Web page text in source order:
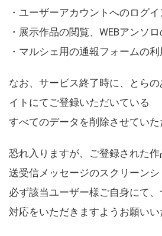
・ユーザーアカウントへのログイ
・展示作品の閲覧、WEBアンソ
・マルシェ用の通報フォームの利
なお、サービス終了時に、とらの
イトにてご登録いただいている
すべてのデータを削除させていた
恐れ入りますが、ご登録された作
送受信メッセージのスクリーン
必ず該当ユーザー様ご自身にて
対応をいただきますようお願いい